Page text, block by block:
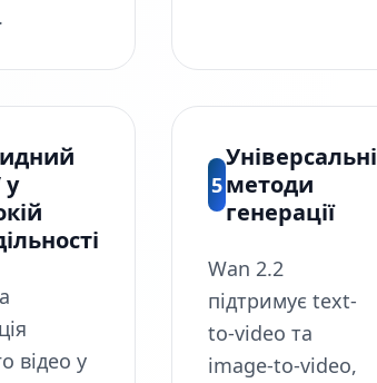
у
відео у
5
Універсальні
методи
генерації
Wan 2.2
підтримує text-
to-video та
image-to-video,